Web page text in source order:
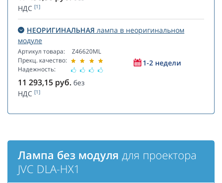
НДС [1]
НЕОРИГИНАЛЬНАЯ лампа в неоригинальном
модуле
Артикул товара:
Прекц. качество:
Надежность:
Z46620ML
1-2 недели
11 293,15 руб. без
НДС [1]
Лампа без модуля для проектора
JVC DLA-HX1